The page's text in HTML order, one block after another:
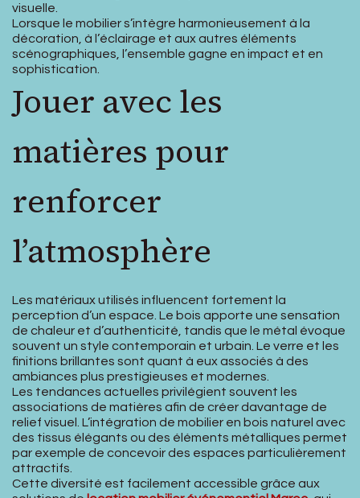
visuelle.
Lorsque le mobilier s’intègre harmonieusement à la
décoration, à l’éclairage et aux autres éléments
scénographiques, l’ensemble gagne en impact et en
sophistication.
Jouer avec les
matières pour
renforcer
l’atmosphère
Les matériaux utilisés influencent fortement la
perception d’un espace. Le bois apporte une sensation
de chaleur et d’authenticité, tandis que le métal évoque
souvent un style contemporain et urbain. Le verre et les
finitions brillantes sont quant à eux associés à des
ambiances plus prestigieuses et modernes.
Les tendances actuelles privilégient souvent les
associations de matières afin de créer davantage de
relief visuel. L’intégration de mobilier en bois naturel avec
des tissus élégants ou des éléments métalliques permet
par exemple de concevoir des espaces particulièrement
attractifs.
Cette diversité est facilement accessible grâce aux